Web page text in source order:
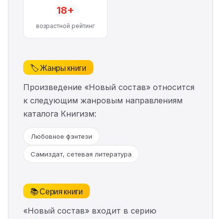
18+
возрастной рейтинг
🏷️ Жанры книги
Произведение «Новый состав» относится
к следующим жанровым направлениям
каталога Книгизм:
Любовное фэнтези
Самиздат, сетевая литература
📚 Серия книги
«Новый состав» входит в серию